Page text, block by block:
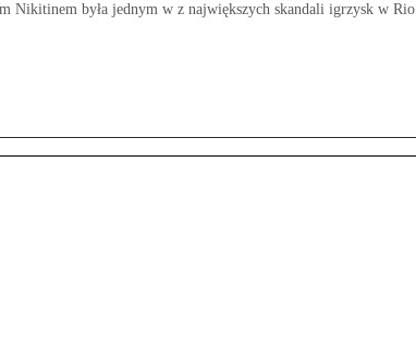
Nikitinem była jednym w z największych skandali igrzysk w Rio